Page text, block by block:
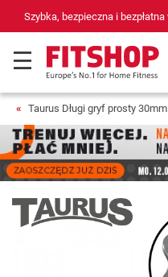
przy zamówieniach od 800 zł
Taurus Długi gryf prosty 30mm